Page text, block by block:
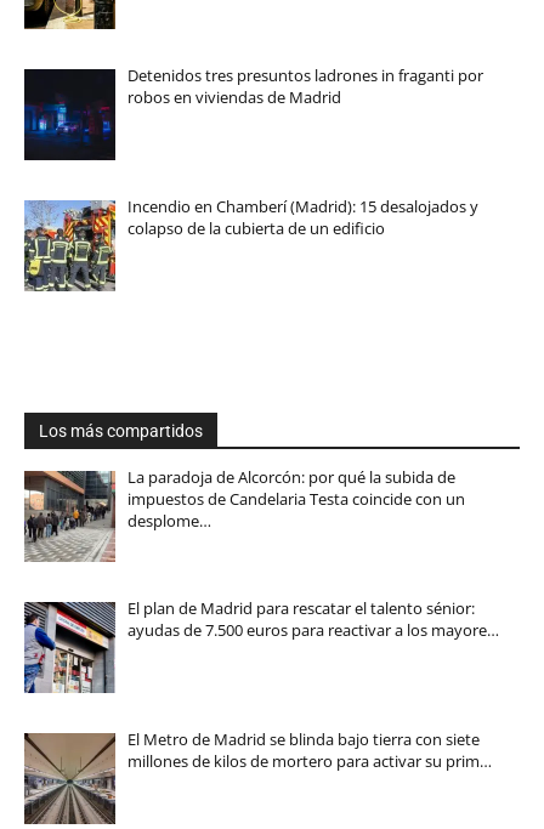
Detenidos tres presuntos ladrones in fraganti por
robos en viviendas de Madrid
Incendio en Chamberí (Madrid): 15 desalojados y
colapso de la cubierta de un edificio
Los más compartidos
La paradoja de Alcorcón: por qué la subida de
impuestos de Candelaria Testa coincide con un
desplome…
El plan de Madrid para rescatar el talento sénior:
ayudas de 7.500 euros para reactivar a los mayore…
El Metro de Madrid se blinda bajo tierra con siete
millones de kilos de mortero para activar su prim…